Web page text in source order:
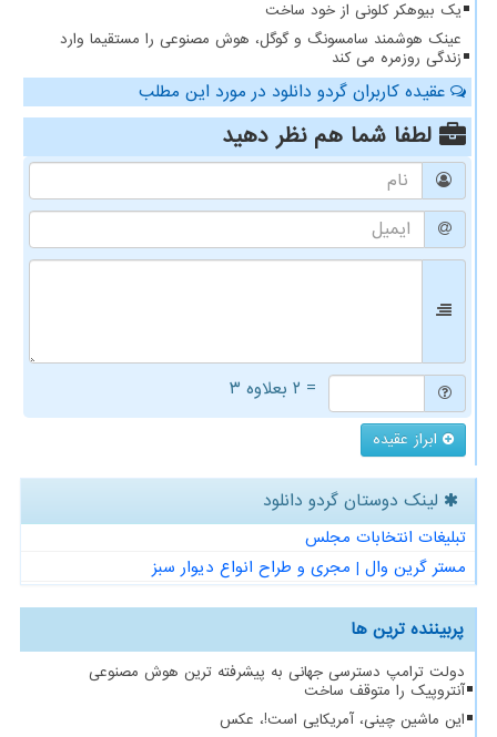
یک بیوهکر کلونی از خود ساخت
عینک هوشمند سامسونگ و گوگل، هوش مصنوعی را مستقیما وارد
زندگی روزمره می کند
عقیده کاربران گردو دانلود در مورد این مطلب
لطفا شما همنظر دهید
= ۲ بعلاوه ۳
ابراز عقیده
لینک دوستان گردو دانلود
تبلیغات انتخابات مجلس
مستر گرین وال | مجری و طراح انواع دیوار سبز
پربیننده ترین ها
دولت ترامپ دسترسی جهانی به پیشرفته ترین هوش مصنوعی
آنتروپیک را متوقف ساخت
این ماشین چینی، آمریکایی است!، عکس